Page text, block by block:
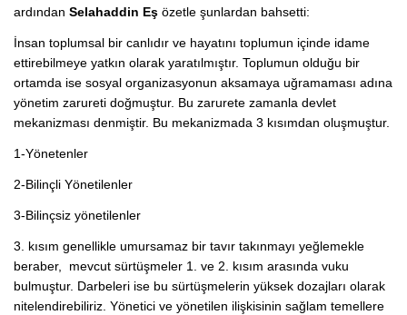
ardından Selahaddin Eş özetle şunlardan bahsetti:
İnsan toplumsal bir canlıdır ve hayatını toplumun içinde idame
ettirebilmeye yatkın olarak yaratılmıştır. Toplumun olduğu bir
ortamda ise sosyal organizasyonun aksamaya uğramaması adına
yönetim zarureti doğmuştur. Bu zarurete zamanla devlet
mekanizması denmiştir. Bu mekanizmada 3 kısımdan oluşmuştur.
1-Yönetenler
2-Bilinçli Yönetilenler
3-Bilinçsiz yönetilenler
3. kısım genellikle umursamaz bir tavır takınmayı yeğlemekle
beraber, mevcut sürtüşmeler 1. ve 2. kısım arasında vuku
bulmuştur. Darbeleri ise bu sürtüşmelerin yüksek dozajları olarak
nitelendirebiliriz. Yönetici ve yönetilen ilişkisinin sağlam temellere